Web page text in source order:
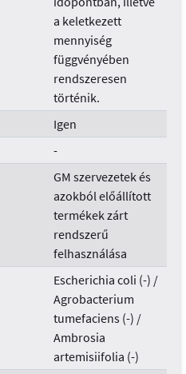
a keletkezett
mennyiség
függvényében
rendszeresen
történik.
Igen
-
GM szervezetek és
azokból előállított
termékek zárt
rendszerű
felhasználása
Escherichia coli (-) /
Agrobacterium
tumefaciens (-) /
Ambrosia
artemisiifolia (-)